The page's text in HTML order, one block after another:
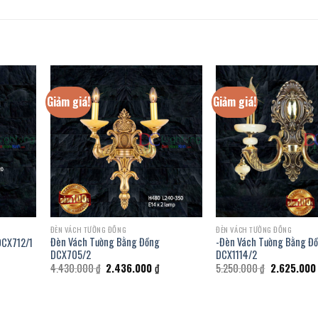
1
Giảm giá!
ĐÈN VÁCH TƯỜNG ĐỒNG
Đèn Vách Tường Bằng Đồng
DCX705/2
4.430.000₫ Giá
gốc
2.436.000₫Giá
Giảm giá!
ĐÈN VÁCH TƯỜNG ĐỒNG
-Đèn Vách Tường Bằng
DCX1114/2
5.250.000₫ Giá
gốc
2.625.000